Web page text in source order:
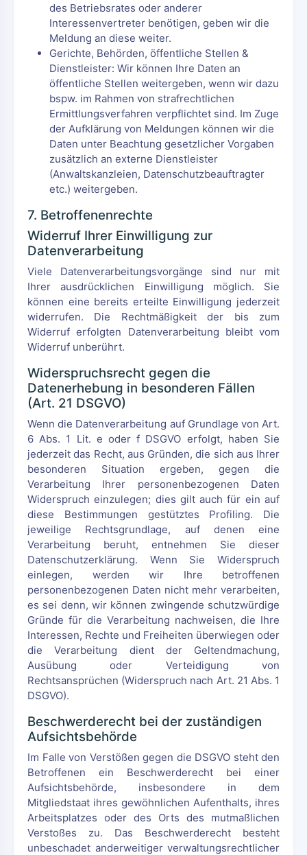
des Betriebsrates oder anderer
Interessenvertreter benötigen, geben wir die
Meldung an diese weiter.
Gerichte, Behörden, öffentliche Stellen &
Dienstleister: Wir können Ihre Daten an
öffentliche Stellen weitergeben, wenn wir dazu
bspw. im Rahmen von strafrechtlichen
Ermittlungsverfahren verpflichtet sind. Im Zuge
der Aufklärung von Meldungen können wir die
Daten unter Beachtung gesetzlicher Vorgaben
zusätzlich an externe Dienstleister
(Anwaltskanzleien, Datenschutzbeauftragter
etc.) weitergeben.
7. Betroffenenrechte
Widerruf Ihrer Einwilligung zur
Datenverarbeitung
Viele Datenverarbeitungsvorgänge sind nur mit
Ihrer ausdrücklichen Einwilligung möglich. Sie
können eine bereits erteilte Einwilligung jederzeit
widerrufen. Die Rechtmäßigkeit der bis zum
Widerruf erfolgten Datenverarbeitung bleibt vom
Widerruf unberührt.
Widerspruchsrecht gegen die
Datenerhebung in besonderen Fällen
(Art. 21 DSGVO)
Wenn die Datenverarbeitung auf Grundlage von Art.
6 Abs. 1 Lit. e oder f DSGVO erfolgt, haben Sie
jederzeit das Recht, aus Gründen, die sich aus Ihrer
besonderen Situation ergeben, gegen die
Verarbeitung Ihrer personenbezogenen Daten
Widerspruch einzulegen; dies gilt auch für ein auf
diese Bestimmungen gestütztes Profiling. Die
jeweilige Rechtsgrundlage, auf denen eine
Verarbeitung beruht, entnehmen Sie dieser
Datenschutzerklärung. Wenn Sie Widerspruch
einlegen, werden wir Ihre betroffenen
personenbezogenen Daten nicht mehr verarbeiten,
es sei denn, wir können zwingende schutzwürdige
Gründe für die Verarbeitung nachweisen, die Ihre
Interessen, Rechte und Freiheiten überwiegen oder
die Verarbeitung dient der Geltendmachung,
Ausübung oder Verteidigung von
Rechtsansprüchen (Widerspruch nach Art. 21 Abs. 1
DSGVO).
Beschwerderecht bei der zuständigen
Aufsichtsbehörde
Im Falle von Verstößen gegen die DSGVO steht den
Betroffenen ein Beschwerderecht bei einer
Aufsichtsbehörde, insbesondere in dem
Mitgliedstaat ihres gewöhnlichen Aufenthalts, ihres
Arbeitsplatzes oder des Orts des mutmaßlichen
Verstoßes zu. Das Beschwerderecht besteht
unbeschadet anderweitiger verwaltungsrechtlicher